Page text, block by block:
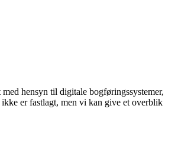
hensyn til digitale bogføringssystemer,
er fastlagt, men vi kan give et overblik